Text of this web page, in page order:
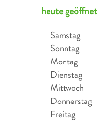
heute
Samstag
Sonntag
Montag
Dienstag
Mittwoch
Donnerstag
Freitag